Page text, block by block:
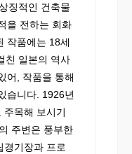
징적인 건축물
을 전하는 회화
작품에는 18세
친 일본의 역사
어, 작품을 통해
습니다. 1926년
주목해 보시기
주변은 풍부한
경기장과 프로